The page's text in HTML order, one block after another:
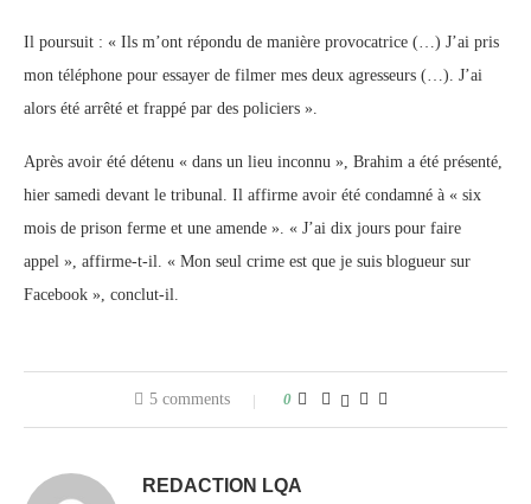
Il poursuit : « Ils m’ont répondu de manière provocatrice (…) J’ai pris
mon téléphone pour essayer de filmer mes deux agresseurs (…). J’ai
alors été arrêté et frappé par des policiers ».
Après avoir été détenu « dans un lieu inconnu », Brahim a été présenté,
hier samedi devant le tribunal. Il affirme avoir été condamné à « six
mois de prison ferme et une amende ». « J’ai dix jours pour faire
appel », affirme-t-il. « Mon seul crime est que je suis blogueur sur
Facebook », conclut-il.
5 comments 0
REDACTION LQA